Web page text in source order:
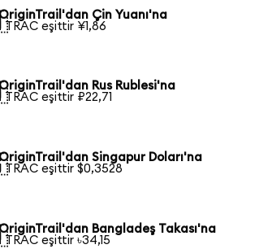
OriginTrail'dan Çin Yuanı'na
TRAC eşittir ¥1,86
OriginTrail'dan Rus Rublesi'na
TRAC eşittir ₽22,71
Singapur Doları'na
TRAC eşittir $0,3528
Bangladeş Takası'na
TRAC eşittir ৳34,15